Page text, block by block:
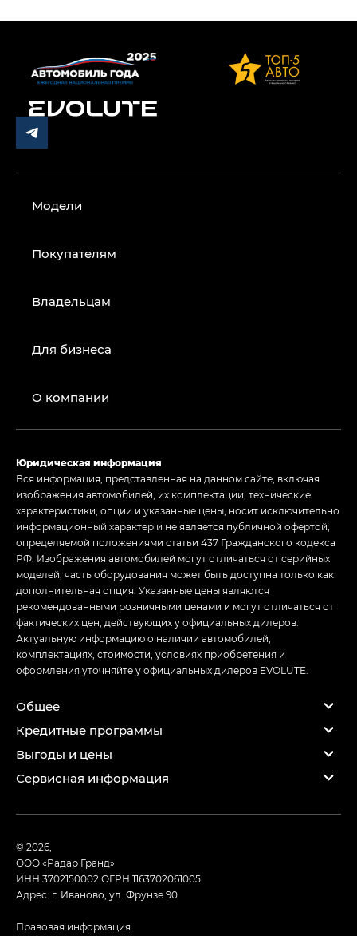
Модели
Покупателям
Владельцам
Для бизнеса
О компании
Юридическая информация
Вся информация, представленная на данном сайте, включая
изображения автомобилей, их комплектации, технические
характеристики, опции и указанные цены, носит исключительно
информационный характер и не является публичной офертой,
определяемой положениями статьи 437 Гражданского кодекса
РФ. Изображения автомобилей могут отличаться от серийных
моделей, часть оборудования может быть доступна только как
дополнительная опция. Указанные цены являются
рекомендованными розничными ценами и могут отличаться от
фактических цен, действующих у официальных дилеров.
Актуальную информацию о наличии автомобилей,
комплектациях, стоимости, условиях приобретения и
оформления уточняйте у официальных дилеров EVOLUTE.
Общее
Кредитные программы
Выгоды и цены
Сервисная информация
© 2026,
ООО «Радар Гранд»
ИНН 3702150002ОГРН 1163702061005
Адрес: г. Иваново, ул. Фрунзе 90
Правовая информация